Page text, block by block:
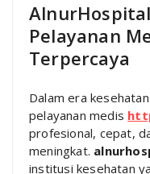
Pelayanan
Terpercaya
Dalam era
pelayanan medis
profesional, cepat,
meningkat.
institusi kesehatan